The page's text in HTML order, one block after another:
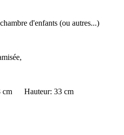
d'enfants (ou autres...)
cm Hauteur: 33 cm